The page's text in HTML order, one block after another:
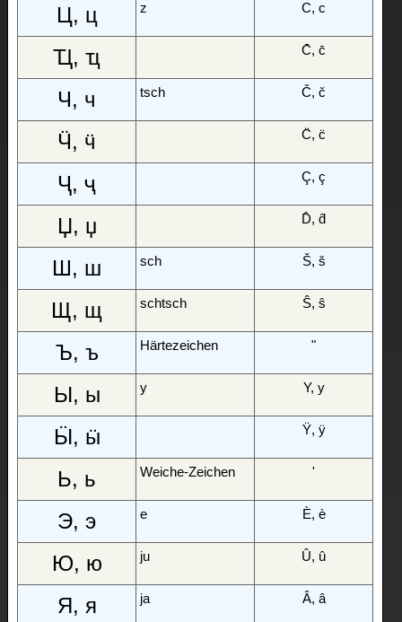
Ц, ц z C, c
Ҵ, ҵ C̄, c̄
Ч, ч tsch Č, č
Ӵ, ӵ C̈, c̈
Ҷ, ҷ Ç, ç
Џ, џ D̂, d̂
Ш, ш sch Š, š
Щ, щ schtsch Ŝ, ŝ
Ъ, ъ Härtezeichen ʺ
Ы, ы y Y, y
Ӹ, ӹ Ÿ, ÿ
Ь, ь Weiche-Zeichen ʹ
Э, э e È, è
Ю, ю ju Û, û
Я, я ja Â, â